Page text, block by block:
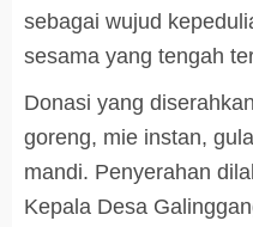
sebagai wujud
sesama yang tengah
Donasi yang
goreng, mie instan,
mandi. Penyerahan
Kepala Desa